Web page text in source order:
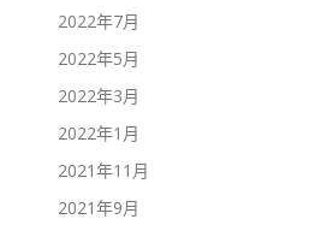
2022年7月
2022年5月
2022年3月
2022年1月
2021年11月
2021年9月